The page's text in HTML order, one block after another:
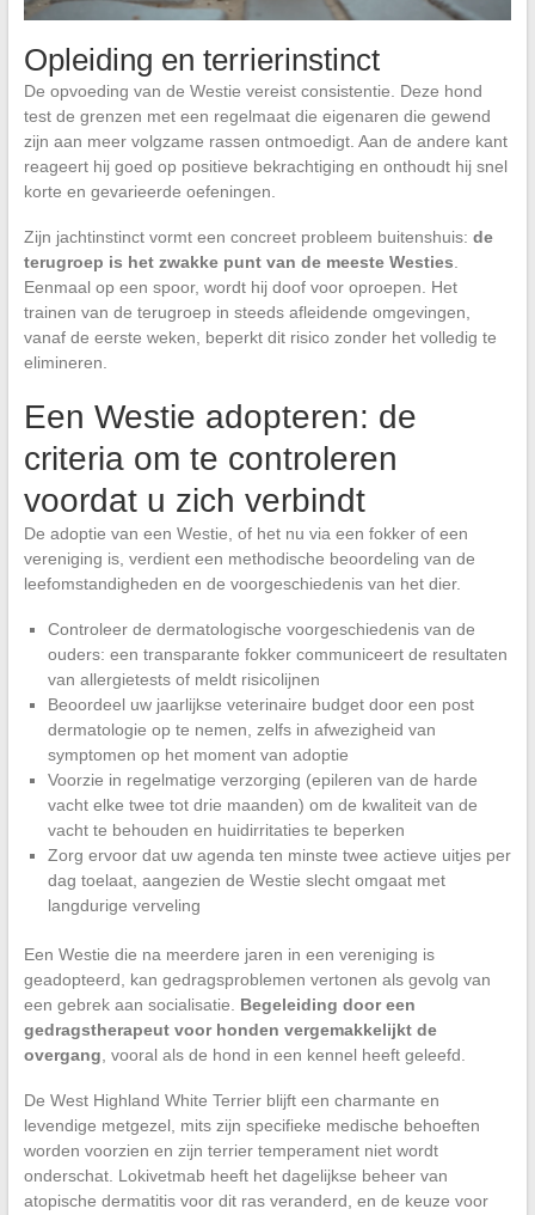
Opleiding en terrierinstinct
De opvoeding van de Westie vereist consistentie. Deze hond
test de grenzen met een regelmaat die eigenaren die gewend
zijn aan meer volgzame rassen ontmoedigt. Aan de andere kant
reageert hij goed op positieve bekrachtiging en onthoudt hij snel
korte en gevarieerde oefeningen.
Zijn jachtinstinct vormt een concreet probleem buitenshuis: de
terugroep is het zwakke punt van de meeste Westies.
Eenmaal op een spoor, wordt hij doof voor oproepen. Het
trainen van de terugroep in steeds afleidende omgevingen,
vanaf de eerste weken, beperkt dit risico zonder het volledig te
elimineren.
Een Westie adopteren: de
criteria om te controleren
voordat u zich verbindt
De adoptie van een Westie, of het nu via een fokker of een
vereniging is, verdient een methodische beoordeling van de
leefomstandigheden en de voorgeschiedenis van het dier.
Controleer de dermatologische voorgeschiedenis van de
ouders: een transparante fokker communiceert de resultaten
van allergietests of meldt risicolijnen
Beoordeel uw jaarlijkse veterinaire budget door een post
dermatologie op te nemen, zelfs in afwezigheid van
symptomen op het moment van adoptie
Voorzie in regelmatige verzorging (epileren van de harde
vacht elke twee tot drie maanden) om de kwaliteit van de
vacht te behouden en huidirritaties te beperken
Zorg ervoor dat uw agenda ten minste twee actieve uitjes per
dag toelaat, aangezien de Westie slecht omgaat met
langdurige verveling
Een Westie die na meerdere jaren in een vereniging is
geadopteerd, kan gedragsproblemen vertonen als gevolg van
een gebrek aan socialisatie. Begeleiding door een
gedragstherapeut voor honden vergemakkelijkt de
overgang, vooral als de hond in een kennel heeft geleefd.
De West Highland White Terrier blijft een charmante en
levendige metgezel, mits zijn specifieke medische behoeften
worden voorzien en zijn terrier temperament niet wordt
onderschat. Lokivetmab heeft het dagelijkse beheer van
atopische dermatitis voor dit ras veranderd, en de keuze voor